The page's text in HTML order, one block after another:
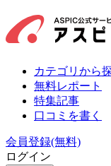
カテゴリから
無料レポート
特集記事
口コミを書く
会員登録(無料)
ログイン